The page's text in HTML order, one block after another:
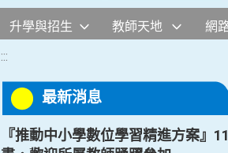
升學與招生 教師天地 網
:::
最新消息
『推動中小學數位學習精進方案』